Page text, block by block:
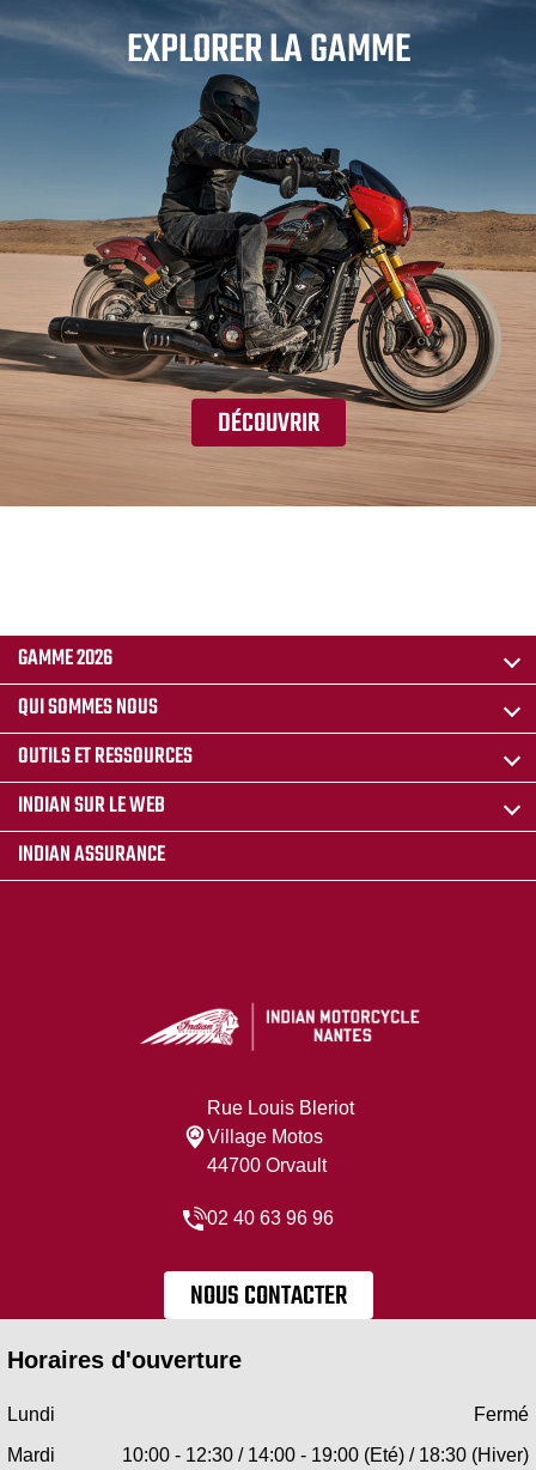
EXPLORER LA GAMME
DÉCOUVRIR
GAMME 2026
QUI SOMMES NOUS
OUTILS ET RESSOURCES
INDIAN SUR LE WEB
INDIAN ASSURANCE
Rue Louis Bleriot
Village Motos
44700 Orvault
02 40 63 96 96
NOUS CONTACTER
Horaires d'ouverture
Lundi
Fermé
Mardi
10:00 - 12:30 / 14:00 - 19:00 (Eté) / 18:30 (Hiver)